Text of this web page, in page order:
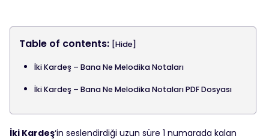
Table of contents: [Hide]
İki Kardeş – Bana Ne Melodika Notaları
İki Kardeş – Bana Ne Melodika Notaları PDF Dosyası
İki Kardeş‘in seslendirdiği uzun süre 1 numarada kalan